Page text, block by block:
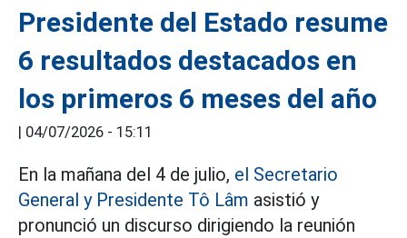
Presidente del Estado resume
6 resultados destacados en
los primeros 6 meses del año
| 04/07/2026 - 15:11
En la mañana del 4 de julio, el Secretario
General y Presidente Tô Lâm asistió y
pronunció un discurso dirigiendo la reunión